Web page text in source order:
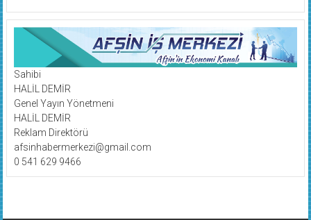
Sahibi
HALİL DEMİR
Genel Yayın Yönetmeni
HALİL DEMİR
Reklam Direktörü
afsinhabermerkezi@gmail.com
0 541 629 9466